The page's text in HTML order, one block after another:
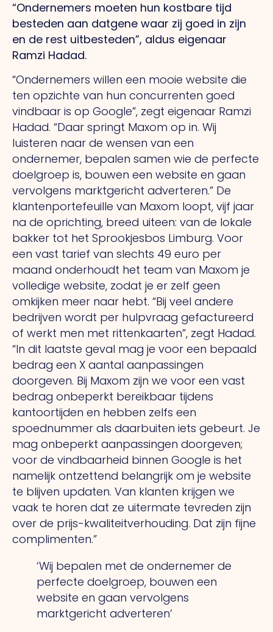
“Ondernemers moeten hun kostbare tijd
besteden aan datgene waar zij goed in zijn
en de rest uitbesteden”, aldus eigenaar
Ramzi Hadad.
“Ondernemers willen een mooie website die
ten opzichte van hun concurrenten goed
vindbaar is op Google”, zegt eigenaar Ramzi
Hadad. “Daar springt Maxom op in. Wij
luisteren naar de wensen van een
ondernemer, bepalen samen wie de perfecte
doelgroep is, bouwen een website en gaan
vervolgens marktgericht adverteren.” De
klantenportefeuille van Maxom loopt, vijf jaar
na de oprichting, breed uiteen: van de lokale
bakker tot het Sprookjesbos Limburg. Voor
een vast tarief van slechts 49 euro per
maand onderhoudt het team van Maxom je
volledige website, zodat je er zelf geen
omkijken meer naar hebt. “Bij veel andere
bedrijven wordt per hulpvraag gefactureerd
of werkt men met rittenkaarten”, zegt Hadad.
“In dit laatste geval mag je voor een bepaald
bedrag een X aantal aanpassingen
doorgeven. Bij Maxom zijn we voor een vast
bedrag onbeperkt bereikbaar tijdens
kantoortijden en hebben zelfs een
spoednummer als daarbuiten iets gebeurt. Je
mag onbeperkt aanpassingen doorgeven;
voor de vindbaarheid binnen Google is het
namelijk ontzettend belangrijk om je website
te blijven updaten. Van klanten krijgen we
vaak te horen dat ze uitermate tevreden zijn
over de prijs-kwaliteitverhouding. Dat zijn fijne
complimenten.”
‘Wij bepalen met de ondernemer de
perfecte doelgroep, bouwen een
website en gaan vervolgens
marktgericht adverteren’